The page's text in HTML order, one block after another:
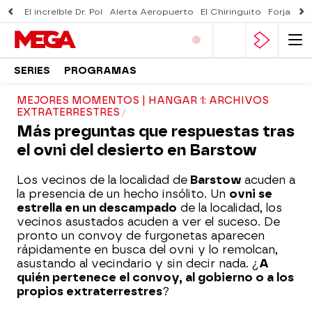
El increíble Dr. Pol Alerta Aeropuerto El Chiringuito Forjado
SERIES PROGRAMAS
MEJORES MOMENTOS | HANGAR 1: ARCHIVOS
EXTRATERRESTRES
Más preguntas que respuestas tras
el ovni del desierto en Barstow
Los vecinos de la localidad de Barstow acuden a
la presencia de un hecho insólito. Un ovni se
estrella en un descampado de la localidad, los
vecinos asustados acuden a ver el suceso. De
pronto un convoy de furgonetas aparecen
rápidamente en busca del ovni y lo remolcan,
asustando al vecindario y sin decir nada. ¿ A
quién pertenece el convoy, al gobierno o a los
propios extraterrestres?